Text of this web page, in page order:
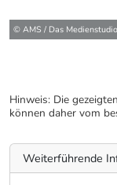
© AMS / Das Medienstudio
Hinweis: Die
können daher vom
Weiterführende